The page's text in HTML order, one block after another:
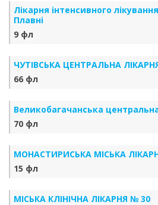
Лікарня інтенсивного
Плавні
9 фл
ЧУТІВСЬКА ЦЕНТРАЛЬНА
66 фл
Великобагачанська
70 фл
МОНАСТИРИСЬКА МІСЬКА
15 фл
МІСЬКА КЛІНІЧНА ЛІКАРНЯ № 30